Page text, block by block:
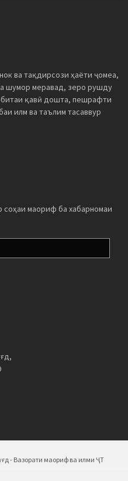
ва тақдирсози ҳаёти ҷомеа,
шумор меравад, зеро рушду
қавӣ дошта, пешрафти
илм ва таълим тасаввур
соҳаи маориф ба хабарномаи
- Вазорати маориф ва илми ҶТ